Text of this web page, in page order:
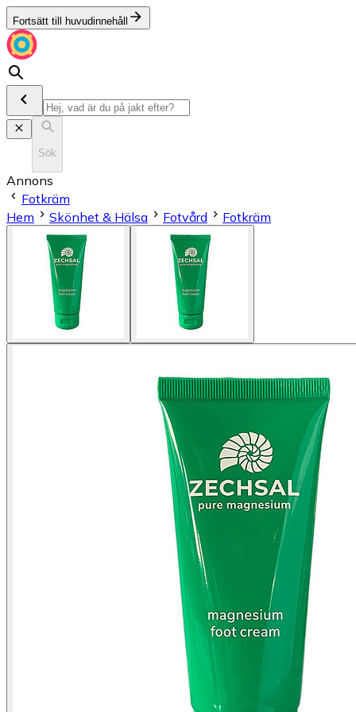
Fortsätt till huvudinnehåll
Sök
Annons
Fotkräm
Hem
Skönhet & Hälsa Fotvård Fotkräm